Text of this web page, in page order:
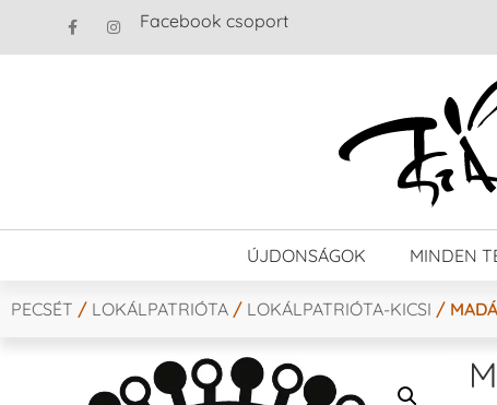
Facebook csoport
ÚJDONSÁGOK MINDEN
PECSÉT / LOKÁLPATRIÓTA / LOKÁLPATRIÓTA-KICSI /